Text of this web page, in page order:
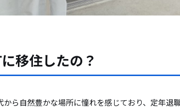
移住したの？
ら自然豊かな場所に憧れを感じており、定年退